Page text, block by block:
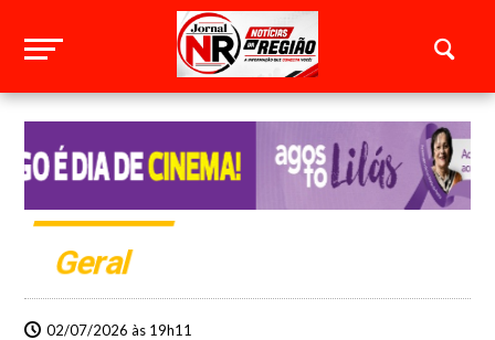
Geral
02/07/2026 às 19h11